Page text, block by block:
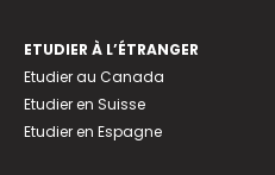
ETUDIER À L’ÉTRANGER
Etudier au Canada
Etudier en Suisse
Etudier en Espagne